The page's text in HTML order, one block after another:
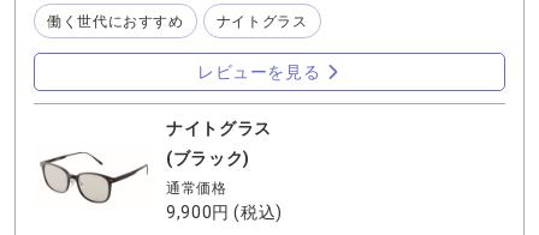
見える。 などなどいいことずくめ。 レンズの色も、ほんの
りとした暖色なので、スポーツや冠婚葬祭も含めでどんな
シーンでも使用できます。 おすすめ（写真ではブラックを
着用）
働く世代におすすめ ナイトグラス
レビューを見る
ナイトグラス
(ブラック)
通常価格
9,900円(税込)